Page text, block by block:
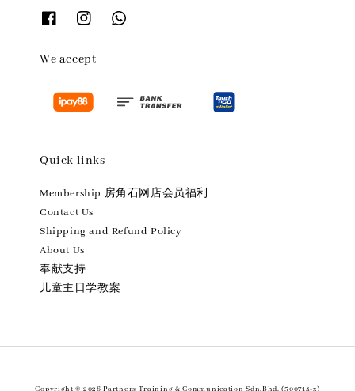
We accept
Quick links
Membership 房角石网店会员福利
Contact Us
Shipping and Refund Policy
About Us
奉献支持
儿童主日学教案
Copyright © 2026 Partners Training & Communication Sdn.Bhd. (500714-x)